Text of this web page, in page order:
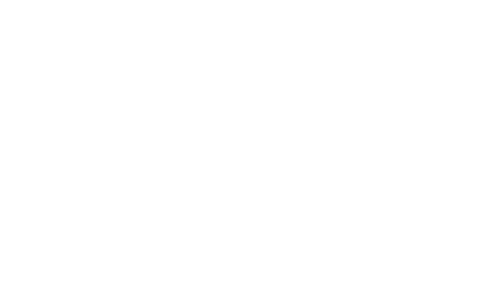
© 2026 . Sitio web desarrollado por